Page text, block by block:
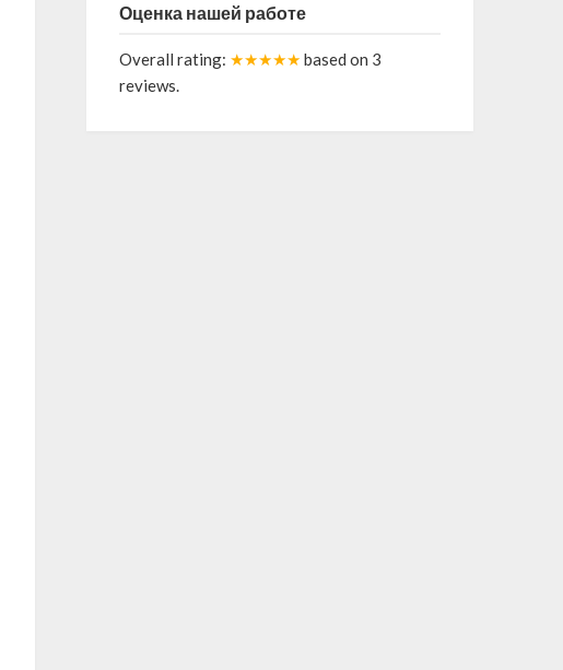
Оценка нашей работе
Overall rating: ★★★★★ based on 3
reviews.